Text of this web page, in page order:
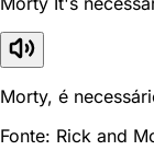
Morty, é
Fonte: Rick and